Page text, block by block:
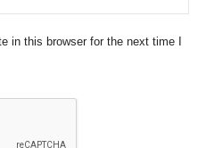
in this browser for the next time I